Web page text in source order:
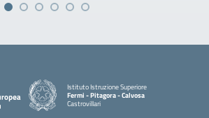
Istituto Istruzione Superiore
Fermi - Pitagora - Calvosa
Castrovillari